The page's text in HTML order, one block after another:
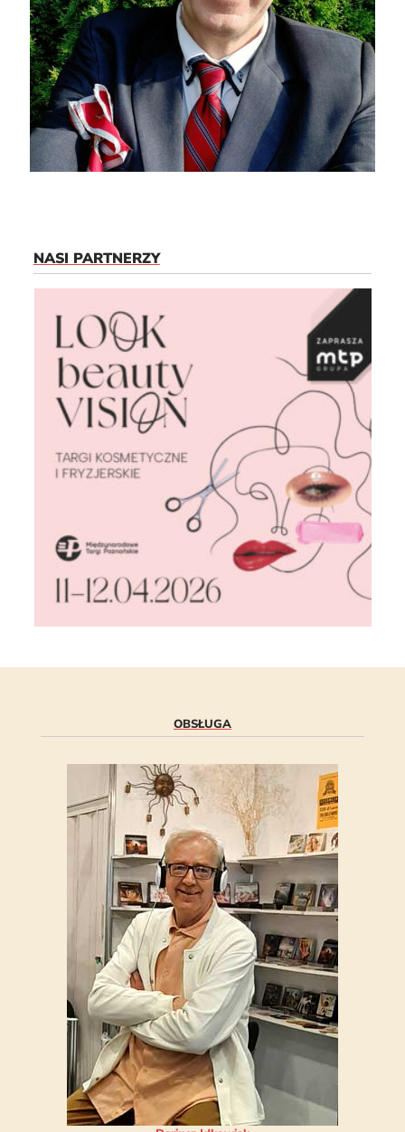
NASI PARTNERZY
OBSŁUGA